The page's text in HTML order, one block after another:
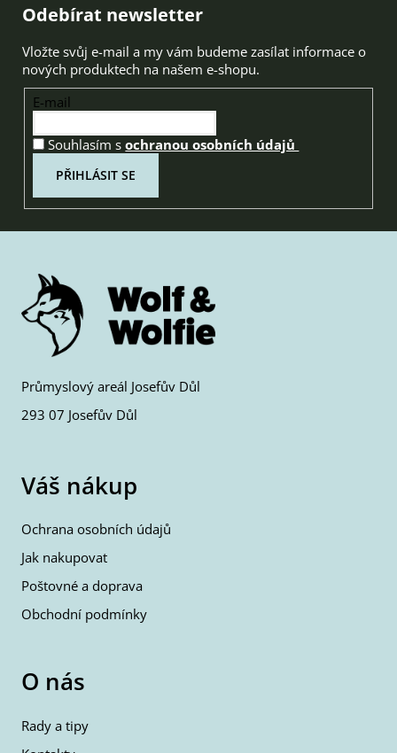
Zápatí
Odebírat newsletter
Vložte svůj e-mail a my vám budeme zasílat informace o
nových produktech na našem e-shopu.
E-mail
Souhlasím sochranou osobních údajů
PŘIHLÁSIT SE
Průmyslový areál Josefův Důl
293 07 Josefův Důl
Váš nákup
Ochrana osobních údajů
Jak nakupovat
Poštovné a doprava
Obchodní podmínky
O nás
Rady a tipy